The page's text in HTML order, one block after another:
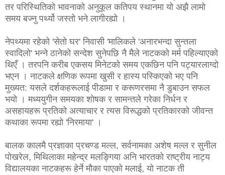
तर परिस्थितिको भावनाको अनुकूल कतिपय स्थानमा यो अझै लामो
समय बज्नु पर्थ्यो जस्तो भने लागीरह्यो ।
नेपथ्यमा रहेको 'सेतो घर' निवासी 'मालिकले 'अनारभन्दा सुन्तला
स्वादिलो' भन्ने ठानेको सन्देश सुनेपछि नै मैले नाटकको मर्म पहिल्याएको
थिएँ । तरपनि करीब एकसय मिनेटको समय एकछिन पनि पट्यारलाग्दो
भएन । नाटकले क्षणिक रूपमा खुसी र हास्य पस्किएको भए पनि
मुख्यत: यसले दर्शकहरूलाई पीडामा र करूणरसमा नै डुबाउन सफल
भयो । मध्ययुगीन समयका शोषक र सामन्तले गरेका निर्धन र
असहायहरू प्रतिको अत्याचार र त्यस विरूद्धको प्रतिकारको जीवन्त
कथाका रूपमा रह्यो 'निरमाया' ।
बालक कालमै प्रज्ञाका प्रचण्ड मल्ल, सर्वनामका अशेष मल्ल र सुनील
पोखरेल, मिथिलाका महेन्द्र मलङ्गिया अनि भारतको राष्ट्रीय नाट्य
विद्यालयका नाटकहरू हेर्ने मौका पाएको मलाई, यो नाटक ती